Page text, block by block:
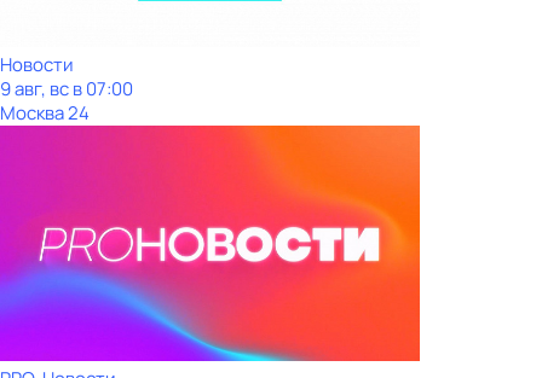
Новости
9 авг, вс в 07:00
Москва 24